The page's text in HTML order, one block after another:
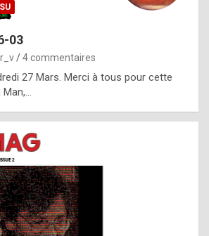
p
l
c
h
i
s
t
03
4 commentaires
27 Mars. Merci à tous pour cette
Man,…